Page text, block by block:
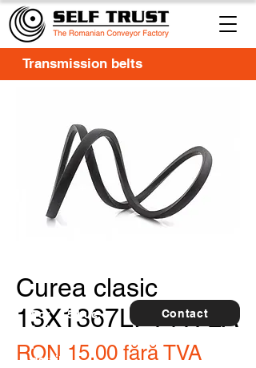
Curea clasic
13X1367LI-1417LA
RON 15.00 fără TVA
Transmission belts
Contact
For
furthe
r
detail
5 buc.